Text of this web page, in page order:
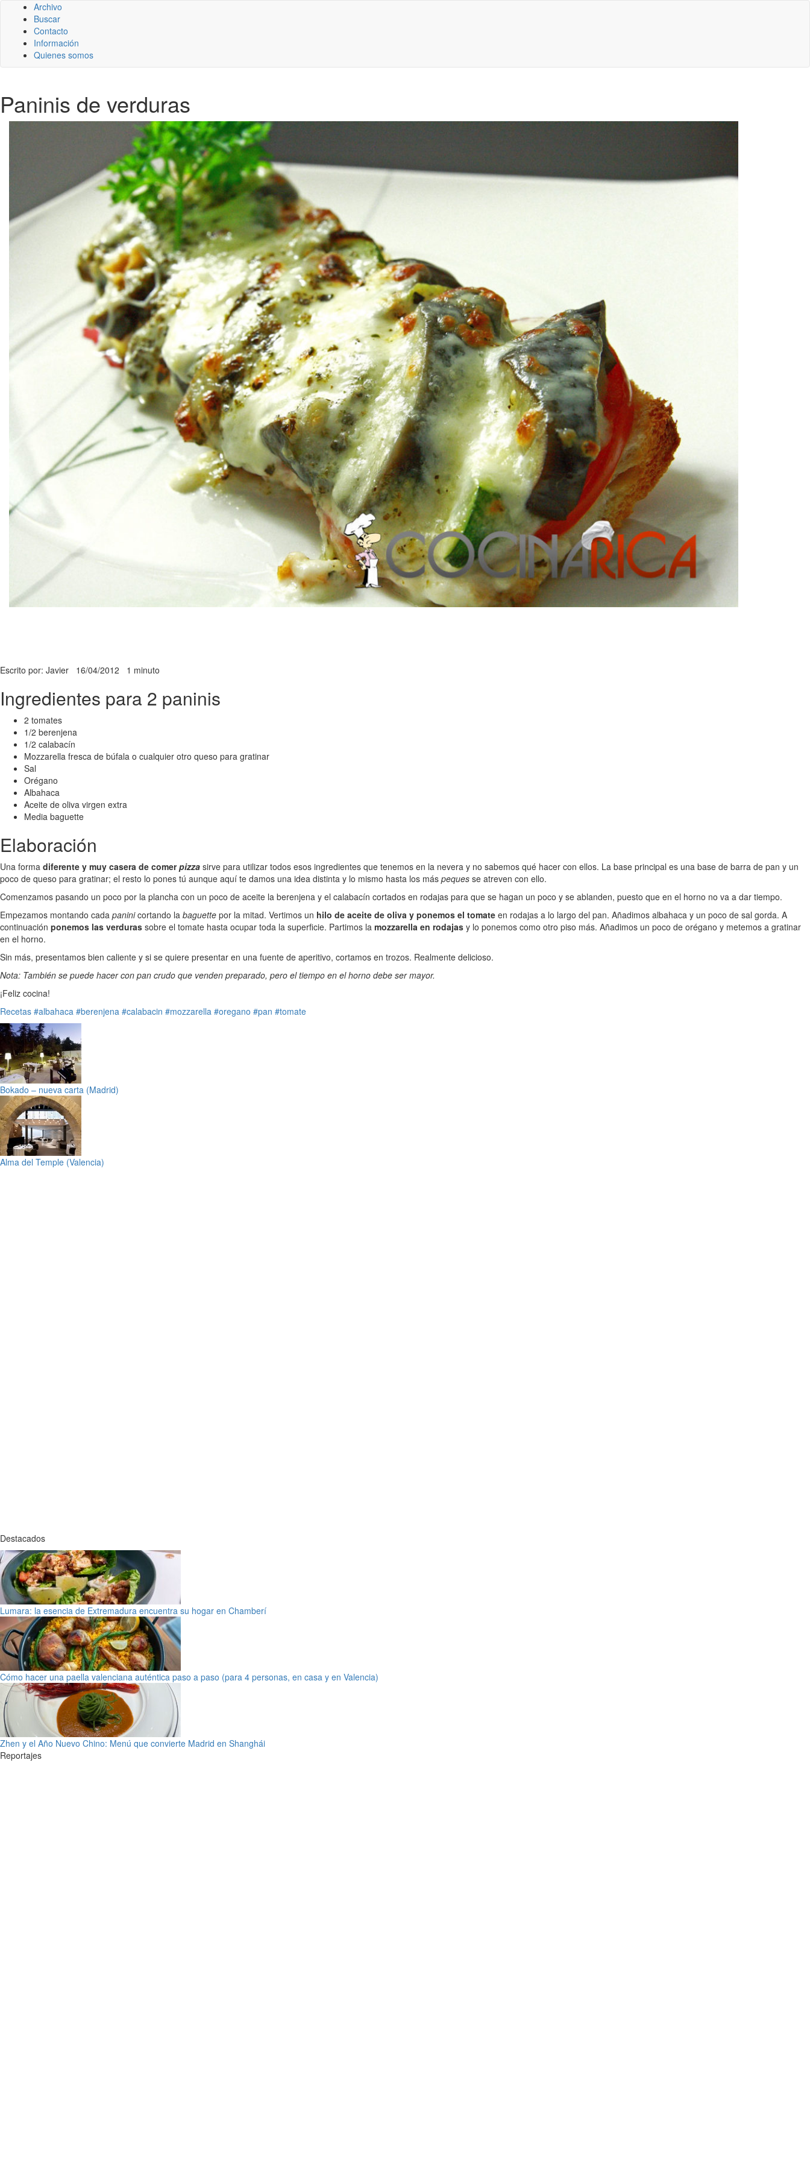
Archivo
Buscar
Contacto
Información
Quienes somos
Paninis de verduras
Escrito por: Javier 16/04/2012 1 minuto
Ingredientes para 2 paninis
2 tomates
1/2 berenjena
1/2 calabacín
Mozzarella fresca de búfala o cualquier otro queso para gratinar
Sal
Orégano
Albahaca
Aceite de oliva virgen extra
Media baguette
Elaboración
Una forma diferente y muy casera de comerpizza sirve para utilizar todos esos ingredientes que tenemos en la nevera y no sabemos qué hacer con ellos. La base principal es una base de barra de pan y un
poco de queso para gratinar; el resto lo pones tú aunque aquí te damos una idea distinta y lo mismo hasta los más peques se atreven con ello.
Comenzamos pasando un poco por la plancha con un poco de aceite la berenjena y el calabacín cortados en rodajas para que se hagan un poco y se ablanden, puesto que en el horno no va a dar tiempo.
Empezamos montando cada paninicortando la baguette por la mitad. Vertimos un hilo de aceite de oliva y ponemos el tomate en rodajas a lo largo del pan. Añadimos albahaca y un poco de sal gorda. A
continuación ponemos las verduras sobre el tomate hasta ocupar toda la superficie. Partimos la mozzarella en rodajas y lo ponemos como otro piso más. Añadimos un poco de orégano y metemos a gratinar
en el horno.
Sin más, presentamos bien caliente y si se quiere presentar en una fuente de aperitivo, cortamos en trozos. Realmente delicioso.
Nota: También se puede hacer con pan crudo que venden preparado, pero el tiempo en el horno debe ser mayor.
¡Feliz cocina!
Recetas #albahaca #berenjena #calabacin #mozzarella #oregano #pan #tomate
Bokado – nueva carta (Madrid)
Alma del Temple (Valencia)
Destacados
Lumara: la esencia de Extremadura encuentra su hogar en Chamberí
Cómo hacer una paella valenciana auténtica paso a paso (para 4 personas, en casa y en Valencia)
Zhen y el Año Nuevo Chino: Menú que convierte Madrid en Shanghái
Reportajes